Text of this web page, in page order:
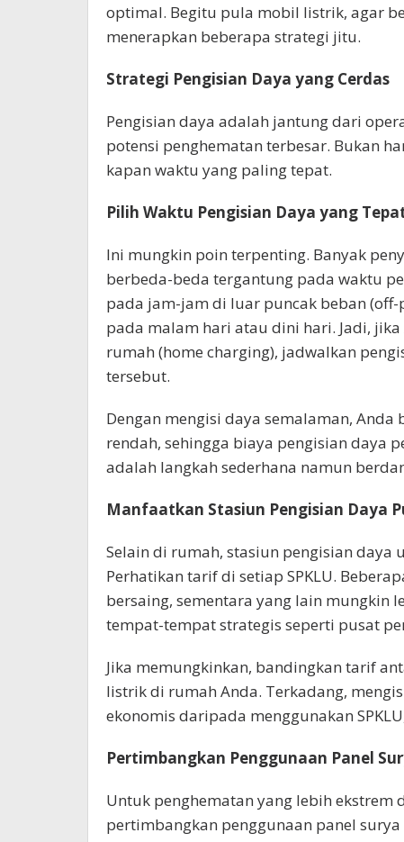
optimal. Begitu pula mobil listrik, agar
menerapkan beberapa strategi jitu.
Strategi Pengisian Daya yang Cerdas
Pengisian daya adalah jantung dari
potensi penghematan terbesar. Bukan
kapan waktu yang paling tepat.
Pilih Waktu Pengisian Daya yang
Ini mungkin poin terpenting. Banyak
berbeda-beda tergantung pada waktu
pada jam-jam di luar puncak beban
pada malam hari atau dini hari. Jadi,
rumah (home charging), jadwalkan
tersebut.
Dengan mengisi daya semalaman,
rendah, sehingga biaya pengisian daya
adalah langkah sederhana namun
Manfaatkan Stasiun Pengisian Daya
Selain di rumah, stasiun pengisian daya
Perhatikan tarif di setiap SPKLU.
bersaing, sementara yang lain mungkin
tempat-tempat strategis seperti pusat
Jika memungkinkan, bandingkan tarif
listrik di rumah Anda. Terkadang,
ekonomis daripada menggunakan
Pertimbangkan Penggunaan Panel
Untuk penghematan yang lebih
pertimbangkan penggunaan panel